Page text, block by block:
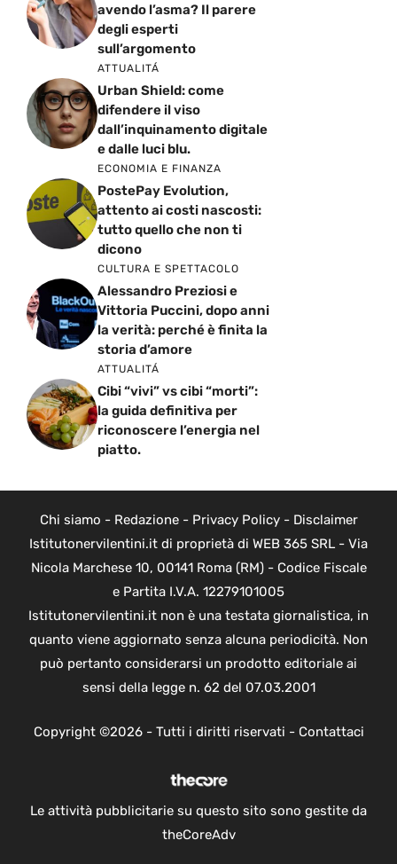
avendo l’asma? Il parere
degli esperti
sull’argomento
ATTUALITÁ
Urban Shield: come
difendere il viso
dall’inquinamento digitale
e dalle luci blu.
ECONOMIA E FINANZA
PostePay Evolution,
attento ai costi nascosti:
tutto quello che non ti
dicono
CULTURA E SPETTACOLO
Alessandro Preziosi e
Vittoria Puccini, dopo anni
la verità: perché è finita la
storia d’amore
ATTUALITÁ
Cibi “vivi” vs cibi “morti”:
la guida definitiva per
riconoscere l’energia nel
piatto.
Chi siamo - Redazione- Privacy Policy- Disclaimer
Istitutonervilentini.it di proprietà di WEB 365 SRL - Via
Nicola Marchese 10, 00141 Roma (RM) - Codice Fiscale
e Partita I.V.A. 12279101005
Istitutonervilentini.it non è una testata giornalistica, in
quanto viene aggiornato senza alcuna periodicità. Non
può pertanto considerarsi un prodotto editoriale ai
sensi della legge n. 62 del 07.03.2001
Copyright ©2026 - Tutti i diritti riservati - Contattaci
Le attività pubblicitarie su questo sito sono gestite da
theCoreAdv